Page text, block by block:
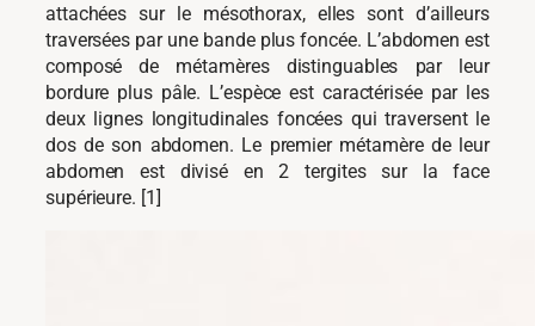
attachées sur le mésothorax, elles sont d’ailleurs
traversées par une bande plus foncée. L’abdomen est
composé de métamères distinguables par leur
bordure plus pâle. L’espèce est caractérisée par les
deux lignes longitudinales foncées qui traversent le
dos de son abdomen. Le premier métamère de leur
abdomen est divisé en 2 tergites sur la face
supérieure. [1]